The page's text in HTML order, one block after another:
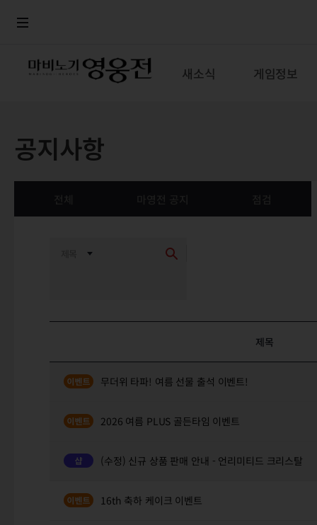
새소식 게임정보
공지사항
제목
무더위 타파! 여름 선물 출석 이벤트!
2026 여름 PLUS 골든타임 이벤트
(수정) 신규 상품 판매 안내 - 언리미티드 크리스탈
16th 축하 케이크 이벤트